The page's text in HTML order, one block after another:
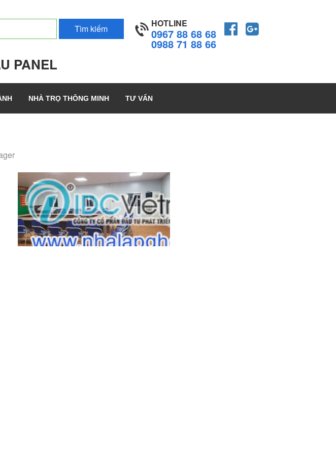
PANEL
HOTLINE
0967 88 68 68
0988 71 88 66
NHÀ TRỌ THÔNG MINH TƯ VẤN